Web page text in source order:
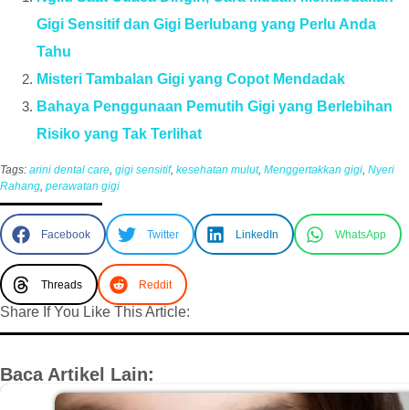
Gigi Sensitif dan Gigi Berlubang yang Perlu Anda
Tahu
Misteri Tambalan Gigi yang Copot Mendadak
Bahaya Penggunaan Pemutih Gigi yang Berlebihan
Risiko yang Tak Terlihat
Tags: arini dental care, gigi sensitif, kesehatan mulut, Menggertakkan gigi, Nyeri
Rahang, perawatan gigi
Facebook Twitter LinkedIn WhatsApp
Threads Reddit
Share If You Like This Article:
Baca Artikel Lain: